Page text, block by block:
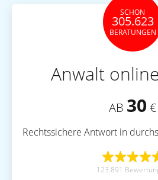
SCHON
305.623
BERATUNGEN
Anwalt
AB 30 €
Rechtssichere Antwort in
123.891